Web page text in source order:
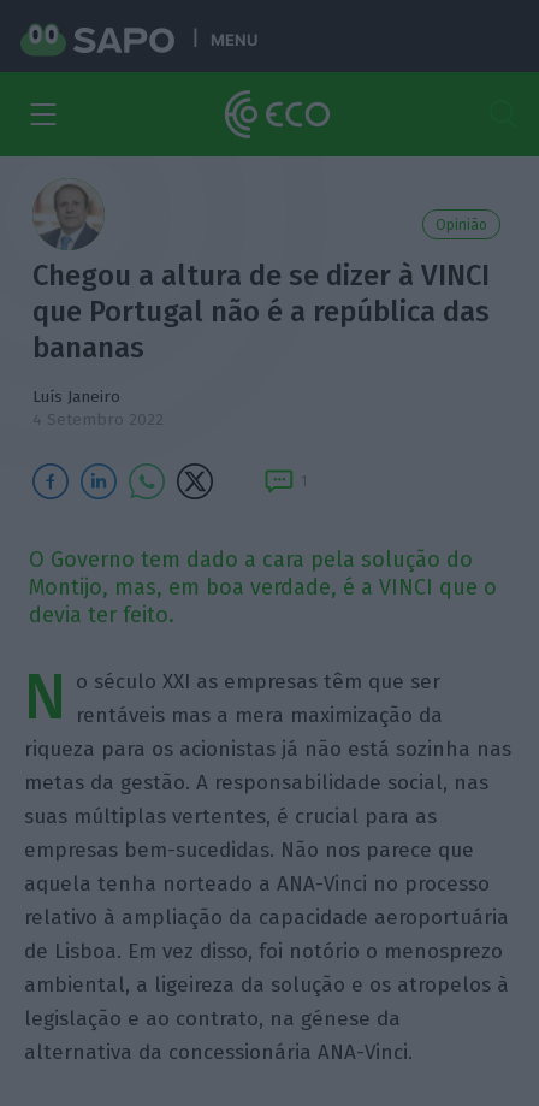
MENU
Opinião
Chegou a altura de se dizer à VINCI
que Portugal não é a república das
bananas
Luís Janeiro
4 Setembro 2022
1
O Governo tem dado a cara pela solução do
Montijo, mas, em boa verdade, é a VINCI que o
devia ter feito.
N
o século XXI as empresas têm que ser
rentáveis mas a mera maximização da
riqueza para os acionistas já não está sozinha nas
metas da gestão. A responsabilidade social, nas
suas múltiplas vertentes, é crucial para as
empresas bem-sucedidas. Não nos parece que
aquela tenha norteado a ANA-Vinci no processo
relativo à ampliação da capacidade aeroportuária
de Lisboa. Em vez disso, foi notório o menosprezo
ambiental, a ligeireza da solução e os atropelos à
legislação e ao contrato, na génese da
alternativa da concessionária ANA-Vinci.